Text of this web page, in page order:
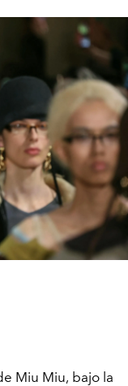
Miu Miu, bajo la